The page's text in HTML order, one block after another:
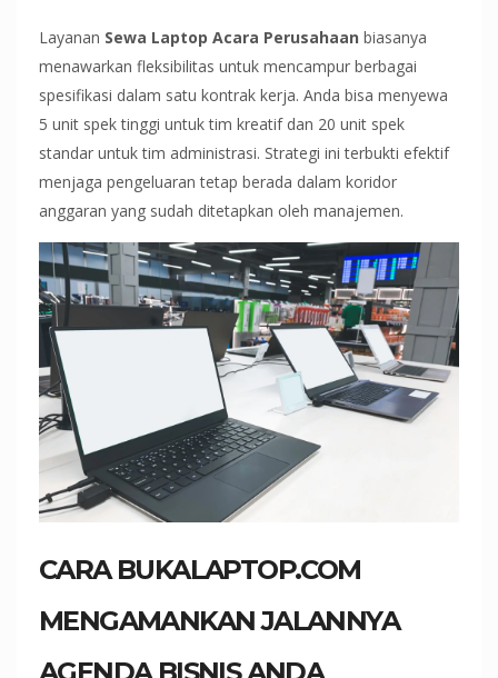
Layanan Sewa Laptop Acara Perusahaan biasanya
menawarkan fleksibilitas untuk mencampur berbagai
spesifikasi dalam satu kontrak kerja. Anda bisa menyewa
5 unit spek tinggi untuk tim kreatif dan 20 unit spek
standar untuk tim administrasi. Strategi ini terbukti efektif
menjaga pengeluaran tetap berada dalam koridor
anggaran yang sudah ditetapkan oleh manajemen.
CARA BUKALAPTOP.COM
MENGAMANKAN JALANNYA